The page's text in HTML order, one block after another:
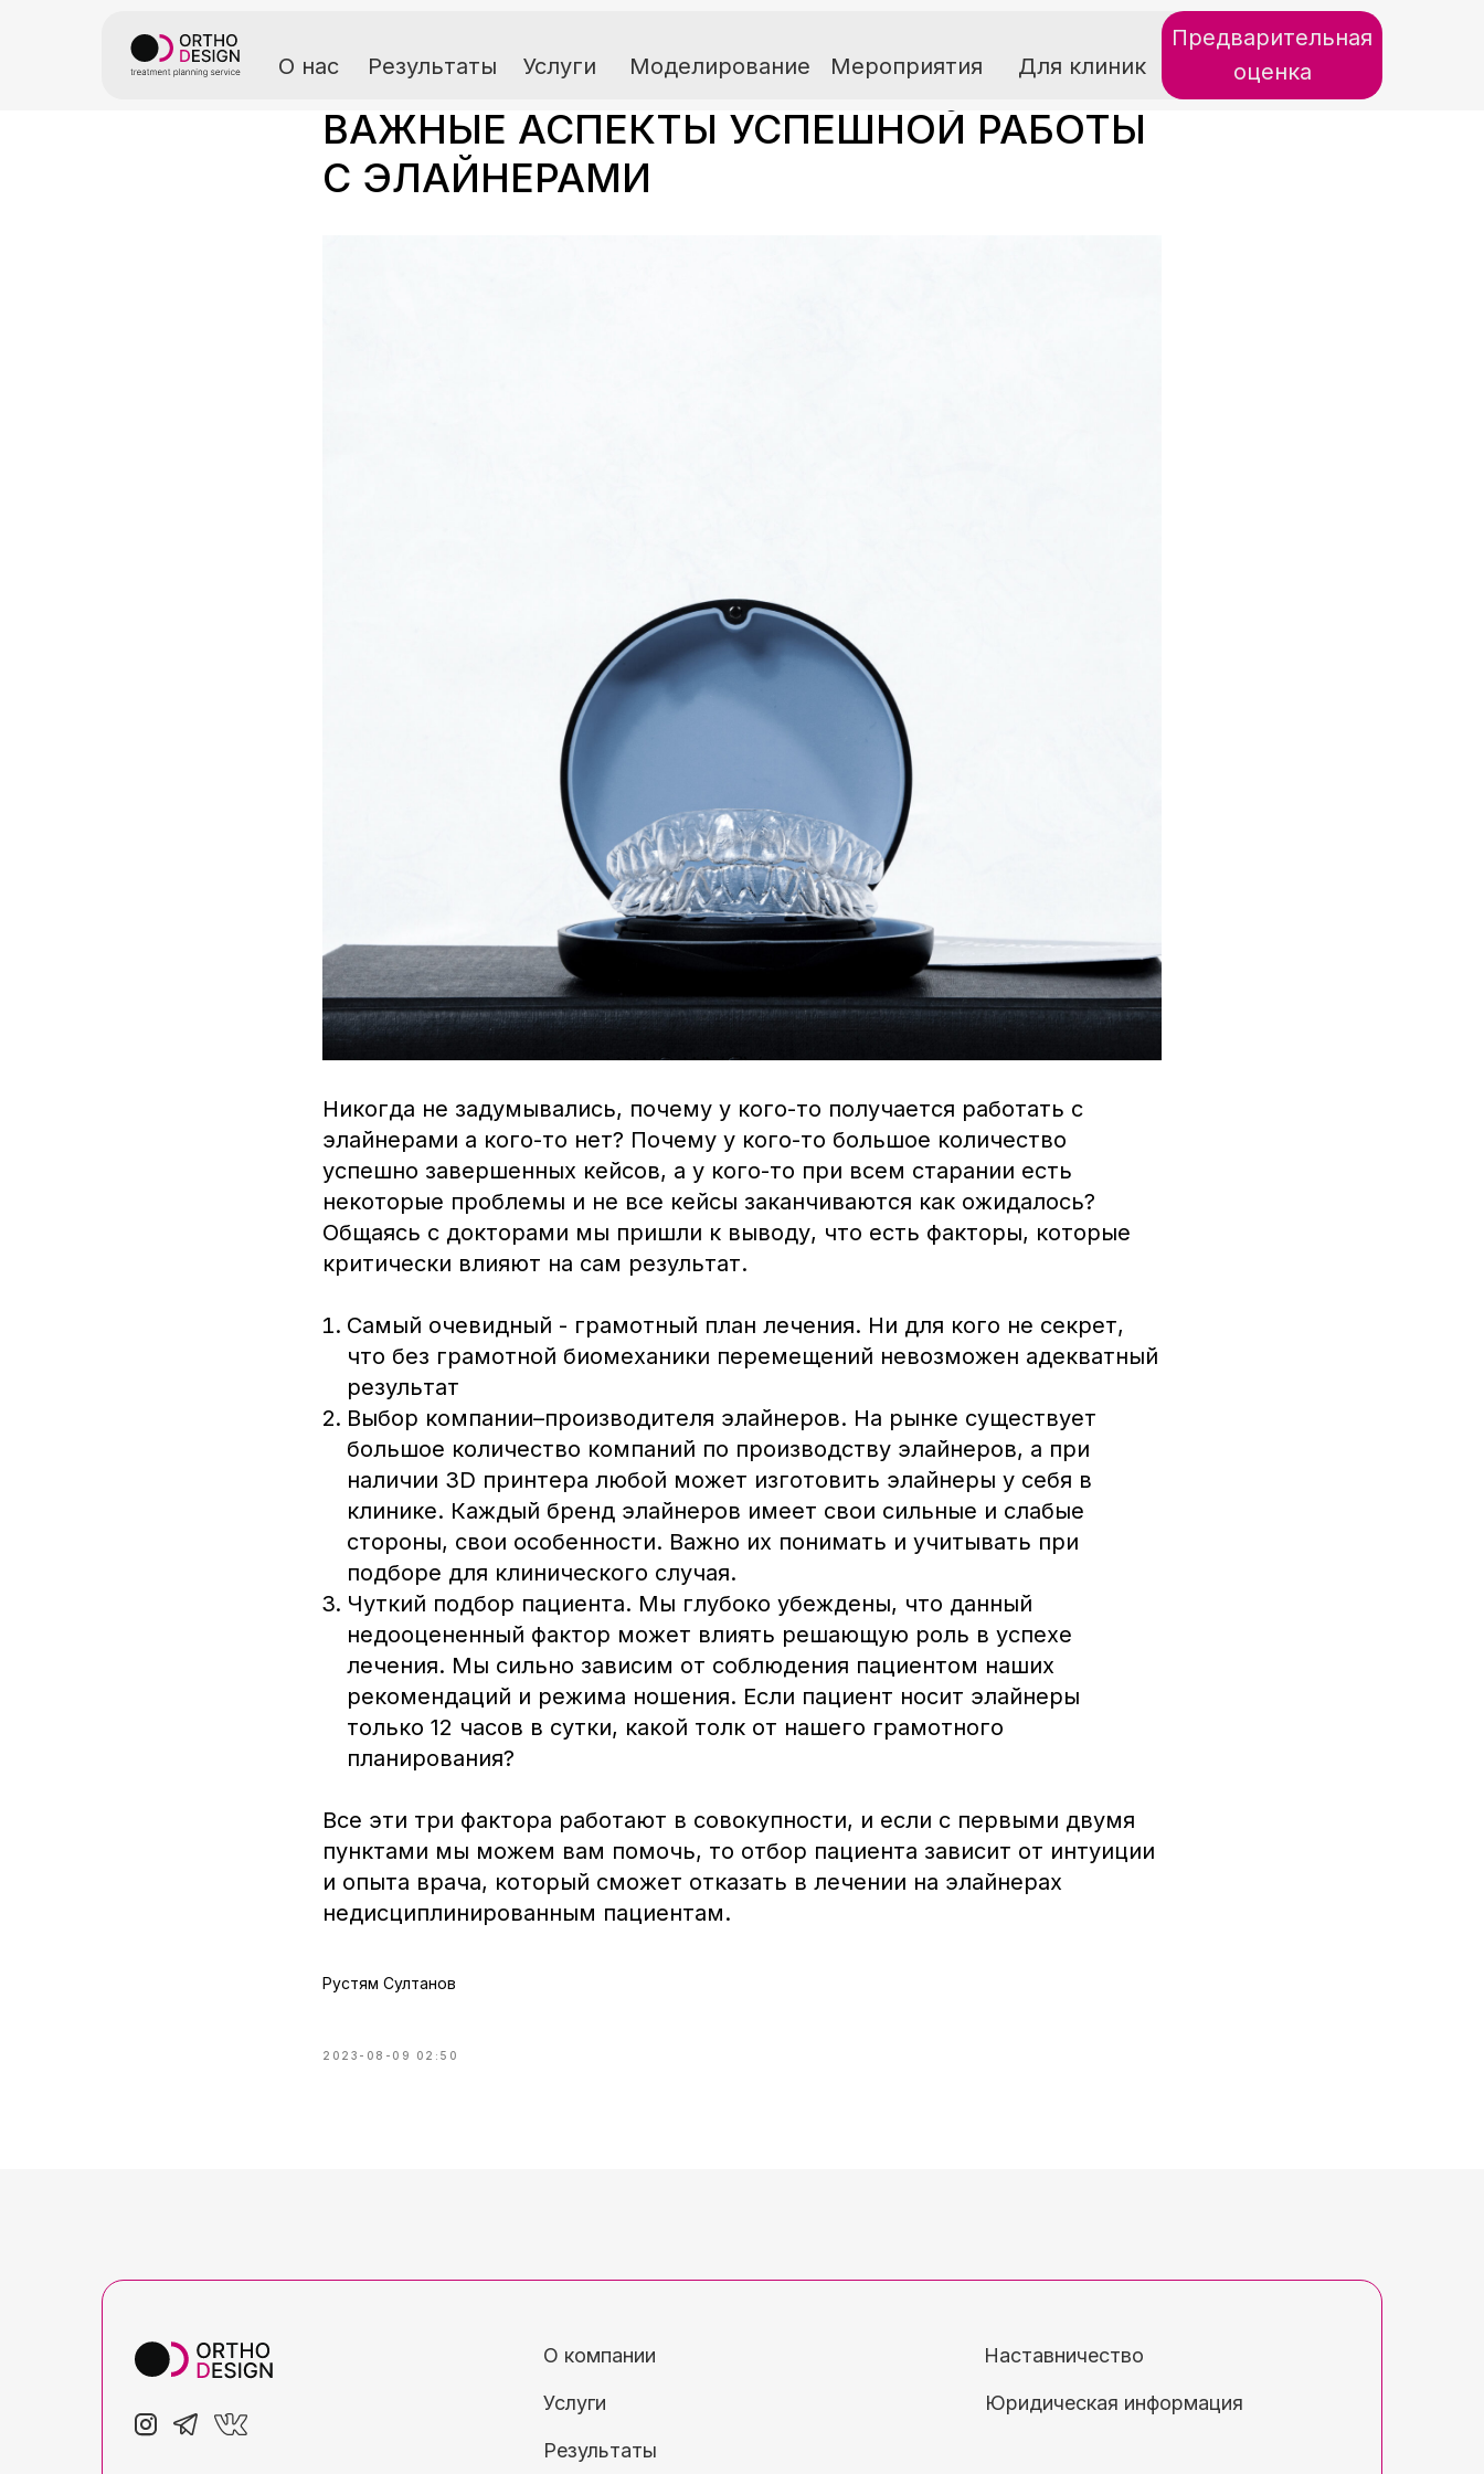
О нас Результаты Услуги Моделирование Мероприятия Для клиник
Предварительная
оценка
ВАЖНЫЕ АСПЕКТЫ УСПЕШНОЙ РАБОТЫ
С ЭЛАЙНЕРАМИ
Никогда не задумывались, почему у кого-то получается работать с
элайнерами а кого-то нет? Почему у кого-то большое количество
успешно завершенных кейсов, а у кого-то при всем старании есть
некоторые проблемы и не все кейсы заканчиваются как ожидалось?
Общаясь с докторами мы пришли к выводу, что есть факторы, которые
критически влияют на сам результат.
Самый очевидный - грамотный план лечения. Ни для кого не секрет,
что без грамотной биомеханики перемещений невозможен адекватный
результат
Выбор компании–производителя элайнеров. На рынке существует
большое количество компаний по производству элайнеров, а при
наличии 3D принтера любой может изготовить элайнеры у себя в
клинике. Каждый бренд элайнеров имеет свои сильные и слабые
стороны, свои особенности. Важно их понимать и учитывать при
подборе для клинического случая.
Чуткий подбор пациента. Мы глубоко убеждены, что данный
недооцененный фактор может влиять решающую роль в успехе
лечения. Мы сильно зависим от соблюдения пациентом наших
рекомендаций и режима ношения. Если пациент носит элайнеры
только 12 часов в сутки, какой толк от нашего грамотного
планирования?
Все эти три фактора работают в совокупности, и если с первыми двумя
пунктами мы можем вам помочь, то отбор пациента зависит от интуиции
и опыта врача, который сможет отказать в лечении на элайнерах
недисциплинированным пациентам.
Рустям Султанов
2023-08-09 02:50
О компании
Результаты
Услуги Юридическая информация
Наставничество